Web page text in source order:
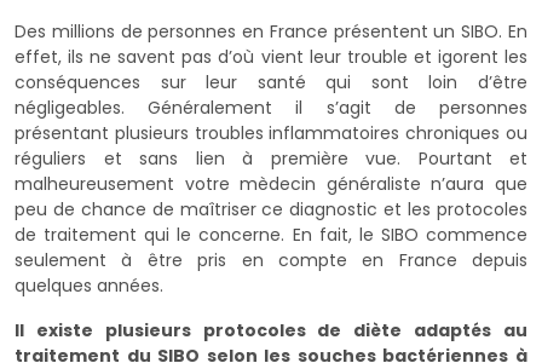
Des millions de personnes en France présentent un SIBO. En
effet, ils ne savent pas d’où vient leur trouble et igorent les
conséquences sur leur santé qui sont loin d’être
négligeables. Généralement il s’agit de personnes
présentant plusieurs troubles inflammatoires chroniques ou
réguliers et sans lien à première vue. Pourtant et
malheureusement votre mèdecin généraliste n’aura que
peu de chance de maîtriser ce diagnostic et les protocoles
de traitement qui le concerne. En fait, le SIBO commence
seulement à être pris en compte en France depuis
quelques années.
Il existe plusieurs protocoles de diète adaptés au
traitement du SIBO selon les souches bactériennes à